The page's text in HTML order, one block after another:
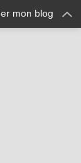
mon blog